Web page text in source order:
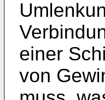
einer
von